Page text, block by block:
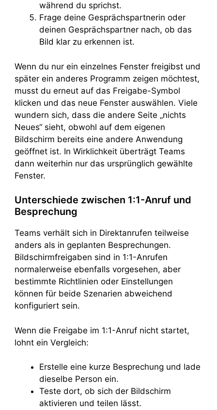
während du sprichst.
Frage deine Gesprächspartnerin oder
deinen Gesprächspartner nach, ob das
Bild klar zu erkennen ist.
Wenn du nur ein einzelnes Fenster freigibst und
später ein anderes Programm zeigen möchtest,
musst du erneut auf das Freigabe-Symbol
klicken und das neue Fenster auswählen. Viele
wundern sich, dass die andere Seite „nichts
Neues“ sieht, obwohl auf dem eigenen
Bildschirm bereits eine andere Anwendung
geöffnet ist. In Wirklichkeit überträgt Teams
dann weiterhin nur das ursprünglich gewählte
Fenster.
Unterschiede zwischen 1:1-Anruf und
Besprechung
Teams verhält sich in Direktanrufen teilweise
anders als in geplanten Besprechungen.
Bildschirmfreigaben sind in 1:1-Anrufen
normalerweise ebenfalls vorgesehen, aber
bestimmte Richtlinien oder Einstellungen
können für beide Szenarien abweichend
konfiguriert sein.
Wenn die Freigabe im 1:1-Anruf nicht startet,
lohnt ein Vergleich:
Erstelle eine kurze Besprechung und lade
dieselbe Person ein.
Teste dort, ob sich der Bildschirm
aktivieren und teilen lässt.